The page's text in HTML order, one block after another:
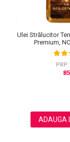
Ulei Strălucitor
Premium,
ADAUGA